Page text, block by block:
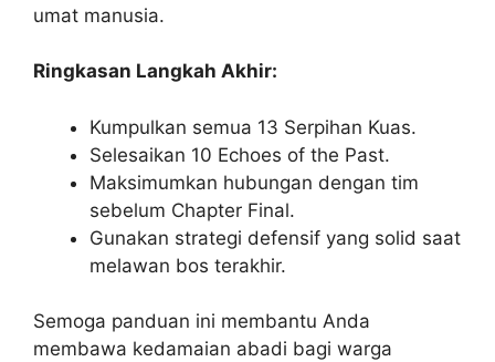
umat manusia.
Ringkasan Langkah Akhir:
Kumpulkan semua 13 Serpihan Kuas.
Selesaikan 10 Echoes of the Past.
Maksimumkan hubungan dengan tim
sebelum Chapter Final.
Gunakan strategi defensif yang solid saat
melawan bos terakhir.
Semoga panduan ini membantu Anda
membawa kedamaian abadi bagi warga